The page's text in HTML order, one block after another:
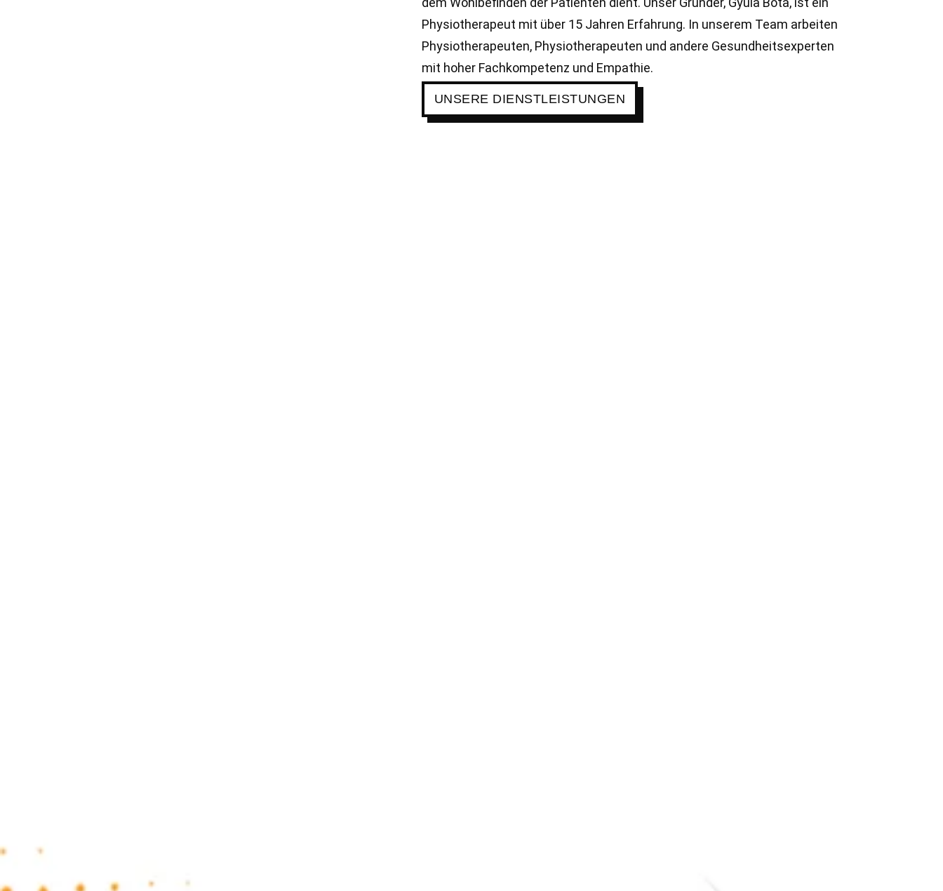
Physiotherapeut mit über 15 Jahren Erfahrung. In unserem Team arbeiten
Physiotherapeuten, Physiotherapeuten und andere Gesundheitsexperten
mit hoher Fachkompetenz und Empathie.
UNSERE DIENSTLEISTUNGEN